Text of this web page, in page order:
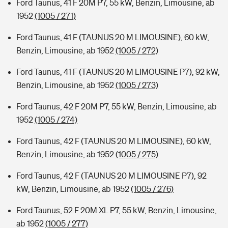
Ford Taunus, 41 F 20M P7, 55 kW, Benzin, Limousine, ab
1952(1005 / 271)
Ford Taunus, 41 F (TAUNUS 20 M LIMOUSINE), 60 kW,
Benzin, Limousine, ab 1952(1005 / 272)
Ford Taunus, 41 F (TAUNUS 20 M LIMOUSINE P7), 92 kW,
Benzin, Limousine, ab 1952(1005 / 273)
Ford Taunus, 42 F 20M P7, 55 kW, Benzin, Limousine, ab
1952(1005 / 274)
Ford Taunus, 42 F (TAUNUS 20 M LIMOUSINE), 60 kW,
Benzin, Limousine, ab 1952(1005 / 275)
Ford Taunus, 42 F (TAUNUS 20 M LIMOUSINE P7), 92
kW, Benzin, Limousine, ab 1952(1005 / 276)
Ford Taunus, 52 F 20M XL P7, 55 kW, Benzin, Limousine,
ab 1952(1005 / 277)